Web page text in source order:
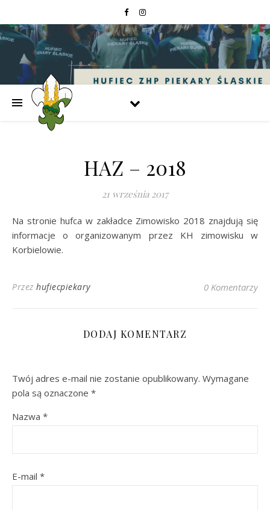
HAZ – 2018
21 września 2017
Na stronie hufca w zakładce Zimowisko 2018 znajdują się
informacje o organizowanym przez KH zimowisku w
Korbielowie.
Przez hufiecpiekary 0 Komentarzy
DODAJ KOMENTARZ
Twój adres e-mail nie zostanie opublikowany. Wymagane
pola są oznaczone *
Nazwa *
E-mail *